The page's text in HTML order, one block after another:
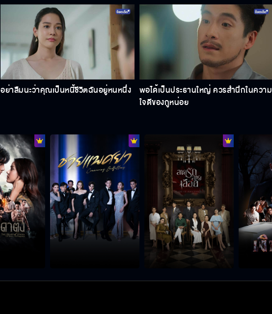
อย่าลืมนะว่าคุณเป็นหนี้ชีวิตฉันอยู่หนหนึ่ง
พอได้เป็นประธานใหญ่ ควรสำนึกในความ
ใจดีของกูหน่อย